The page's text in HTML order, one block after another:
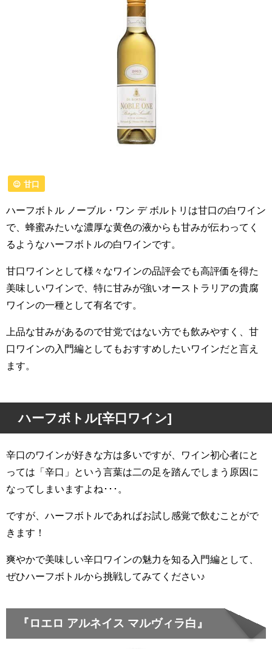
甘口
ハーフボトル ノーブル・ワン デ ボルトリは甘口の白ワイン
で、蜂蜜みたいな濃厚な黄色の液からも甘みが伝わってく
るようなハーフボトルの白ワインです。
甘口ワインとして様々なワインの品評会でも高評価を得た
美味しいワインで、特に甘みが強いオーストラリアの貴腐
ワインの一種として有名です。
上品な甘みがあるので甘党ではない方でも飲みやすく、甘
口ワインの入門編としてもおすすめしたいワインだと言え
ます。
ハーフボトル[辛口ワイン]
辛口のワインが好きな方は多いですが、ワイン初心者にと
っては「辛口」という言葉は二の足を踏んでしまう原因に
なってしまいますよね･･･。
ですが、ハーフボトルであればお試し感覚で飲むことがで
きます！
爽やかで美味しい辛口ワインの魅力を知る入門編として、
ぜひハーフボトルから挑戦してみてください♪
『ロエロ アルネイス マルヴィラ白』